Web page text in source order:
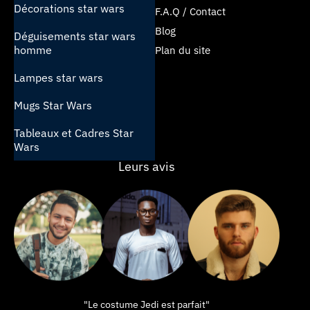
Décorations star wars
Déguisements star wars
homme
Lampes star wars
Mugs Star Wars
Tableaux et Cadres Star
Wars
F.A.Q / Contact
Blog
Plan du site
Leurs avis
"Le costume Jedi est parfait"